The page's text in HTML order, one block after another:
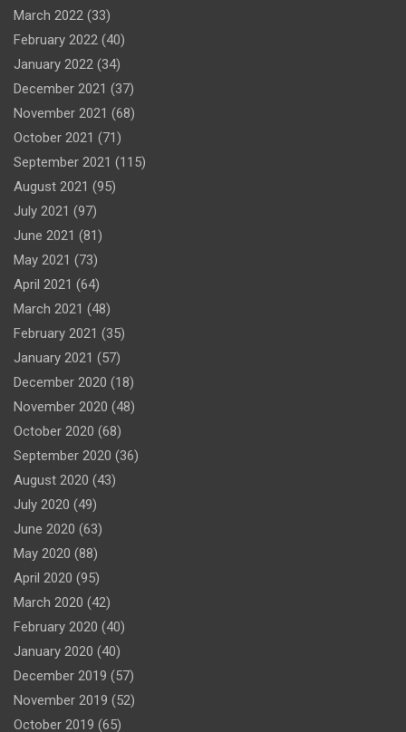
March 2022 (33)
February 2022 (40)
January 2022 (34)
December 2021 (37)
November 2021 (68)
October 2021 (71)
September 2021 (115)
August 2021 (95)
July 2021 (97)
June 2021 (81)
May 2021 (73)
April 2021 (64)
March 2021 (48)
February 2021 (35)
January 2021 (57)
December 2020 (18)
November 2020 (48)
October 2020 (68)
September 2020 (36)
August 2020 (43)
July 2020 (49)
June 2020 (63)
May 2020 (88)
April 2020 (95)
March 2020 (42)
February 2020 (40)
January 2020 (40)
December 2019 (57)
November 2019 (52)
October 2019 (65)